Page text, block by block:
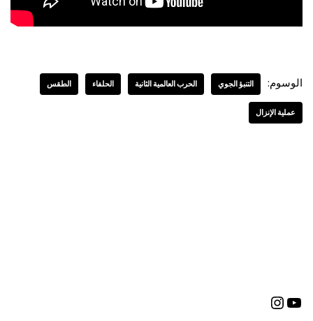
الوسوم: التنبؤ الجوي الحرب العالمية الثانية الحلفاء الطقس
عملية الإنزال